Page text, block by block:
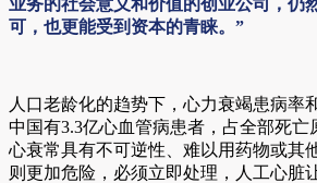
可，也更能受到资本的青睐。”
人口老龄化的趋势下，心力衰竭患病率
中国有3.3亿心血管病患者，占全部死亡
心衰常具有不可逆性、难以用药物或其
则更加危险，必须立即处理，人工心脏